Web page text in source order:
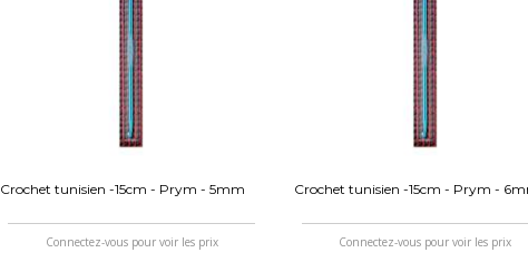
Crochet tunisien -15cm - Prym - 5mm
Connectez-vous pour voir les prix
Crochet tunisien -15cm - Prym -
Connectez-vous pour voir les prix